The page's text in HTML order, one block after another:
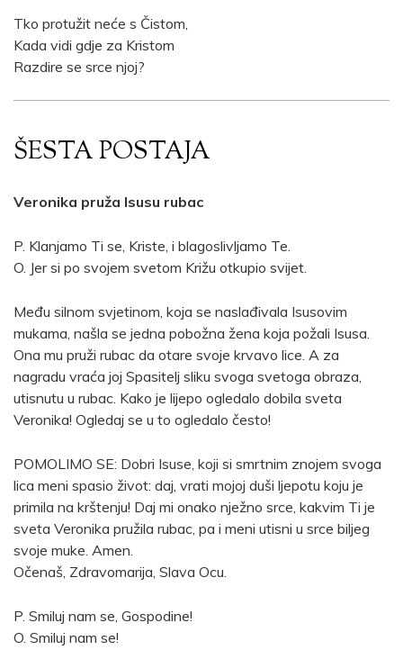
Tko protužit neće s Čistom,
Kada vidi gdje za Kristom
Razdire se srce njoj?
ŠESTA POSTAJA
Veronika pruža Isusu rubac
P. Klanjamo Ti se, Kriste, i blagoslivljamo Te.
O. Jer si po svojem svetom Križu otkupio svijet.
Među silnom svjetinom, koja se naslađivala Isusovim
mukama, našla se jedna pobožna žena koja požali Isusa.
Ona mu pruži rubac da otare svoje krvavo lice. A za
nagradu vraća joj Spasitelj sliku svoga svetoga obraza,
utisnutu u rubac. Kako je lijepo ogledalo dobila sveta
Veronika! Ogledaj se u to ogledalo često!
POMOLIMO SE: Dobri Isuse, koji si smrtnim znojem svoga
lica meni spasio život: daj, vrati mojoj duši ljepotu koju je
primila na krštenju! Daj mi onako nježno srce, kakvim Ti je
sveta Veronika pružila rubac, pa i meni utisni u srce biljeg
svoje muke. Amen.
Očenaš, Zdravomarija, Slava Ocu.
P. Smiluj nam se, Gospodine!
O. Smiluj nam se!